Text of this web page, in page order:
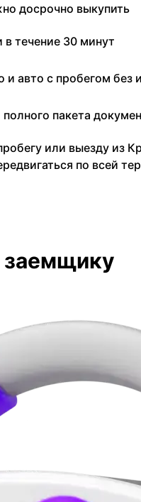
досрочно выкупить
в течение 30 минут
и авто с пробегом без
пакета
или выезду из
по всей
заемщику